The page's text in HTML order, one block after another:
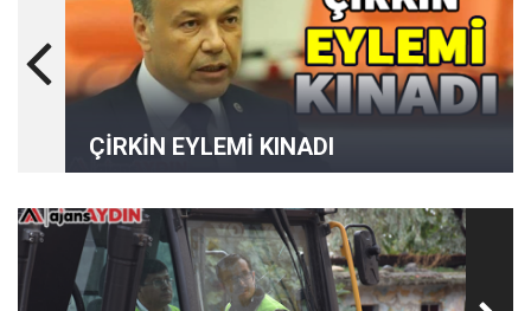
ÇİRKİN EYLEMİ KINADI